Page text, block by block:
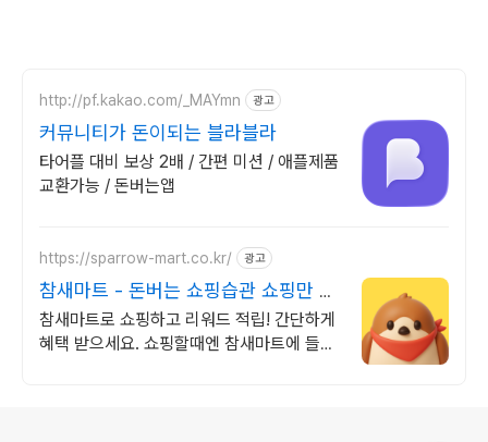
http://pf.kakao.com/_MAYmn 광고
커뮤니티가 돈이되는 블라블라
타어플 대비 보상 2배 / 간편 미션 / 애플제품
교환가능 / 돈버는앱
https://sparrow-mart.co.kr/ 광고
참새마트 - 돈버는 쇼핑습관 쇼핑만 해
도 포인트 적립
참새마트로 쇼핑하고 리워드 적립! 간단하게
혜택 받으세요. 쇼핑할때엔 참새마트에 들러